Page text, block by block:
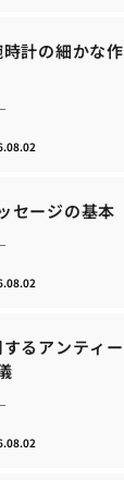
計の細かな作
セージの基本
るアンティー